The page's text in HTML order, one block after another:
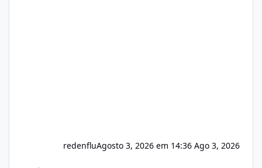
redenfluAgosto 3, 2026 em 14:36 Ago 3, 2026